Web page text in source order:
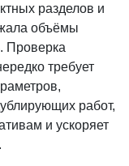
разделов и
объёмы
Проверка
требует
работ,
и ускоряет